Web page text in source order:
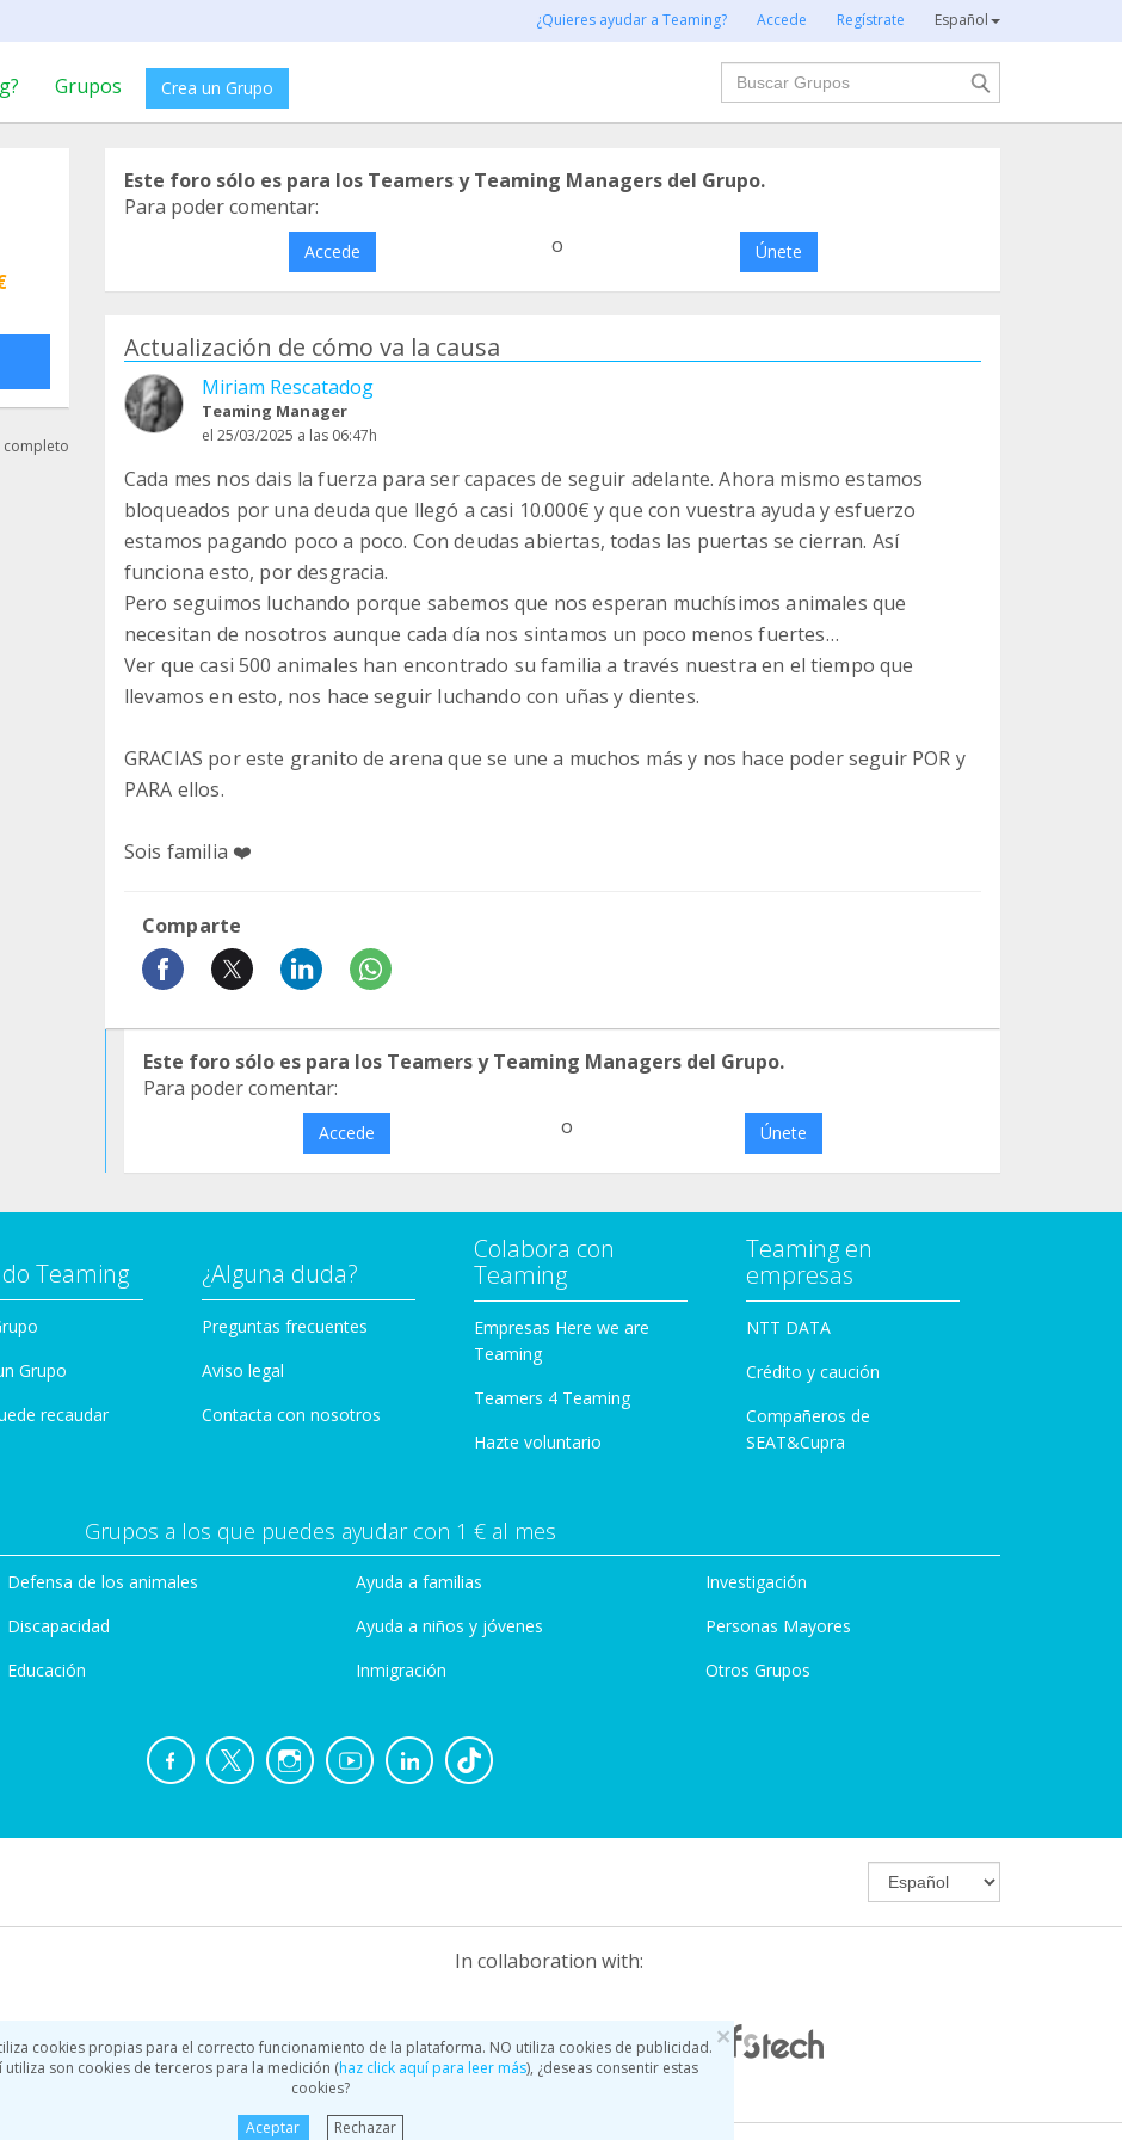
×
cookies propias para el correcto funcionamiento de la plataforma. NO utiliza cookies de publicidad.
utiliza son cookies de terceros para la medición (haz click aquí para leer más), ¿deseas consentir estas
cookies?
Aceptar
Rechazar
¿Quieres ayudar a Teaming? Accede Regístrate Español
Grupos Crea un Grupo
Buscar
completo
Este foro sólo es para los Teamers y Teaming Managers del Grupo.
Para poder comentar:
Accede o Únete
Actualización de cómo va la causa
Miriam Rescatadog
Teaming Manager
el 25/03/2025 a las 06:47h
Cada mes nos dais la fuerza para ser capaces de seguir adelante. Ahora mismo estamos
bloqueados por una deuda que llegó a casi 10.000€ y que con vuestra ayuda y esfuerzo
estamos pagando poco a poco. Con deudas abiertas, todas las puertas se cierran. Así
funciona esto, por desgracia.
Pero seguimos luchando porque sabemos que nos esperan muchísimos animales que
necesitan de nosotros aunque cada día nos sintamos un poco menos fuertes…
Ver que casi 500 animales han encontrado su familia a través nuestra en el tiempo que
llevamos en esto, nos hace seguir luchando con uñas y dientes.
GRACIAS por este granito de arena que se une a muchos más y nos hace poder seguir POR y
PARA ellos.
Sois familia ❤️‍
Comparte
Este foro sólo es para los Teamers y Teaming Managers del Grupo.
Para poder comentar:
Accede o Únete
Teaming
Grupo
recaudar
¿Alguna duda?
Preguntas frecuentes
Aviso legal
Contacta con nosotros
Colabora con
Teaming
Empresas Here we are
Teaming
Teamers 4 Teaming
Hazte voluntario
Teaming en
empresas
NTT DATA
Crédito y caución
Compañeros de
SEAT&Cupra
Grupos a los que puedes ayudar con 1 € al mes
Defensa de los animales
Discapacidad
Educación
Ayuda a familias
Ayuda a niños y jóvenes
Inmigración
Investigación
Personas Mayores
Otros Grupos
In collaboration with: